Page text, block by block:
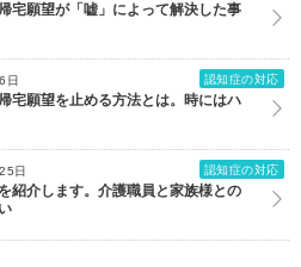
宅願望が「嘘」によって解決した事
日 認知症の対応
宅願望を止める方法とは。時にはハ
日 認知症の対応
紹介します。介護職員と家族様との